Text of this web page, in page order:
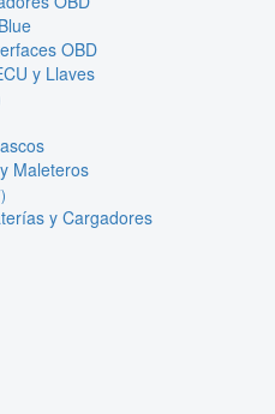
OBD
y Llaves
Maleteros
y Cargadores